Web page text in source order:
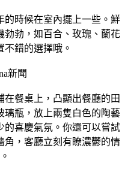
的時候在室內擺上一些。鮮
勃勃，如百合、玫瑰、蘭花
錯的選擇哦。
新聞
餐桌上，凸顯出餐廳的田
璃瓶，放上兩隻白色的陶藝
的喜慶氣氛。你還可以嘗試
角，客廳立刻有瞭濃鬱的情